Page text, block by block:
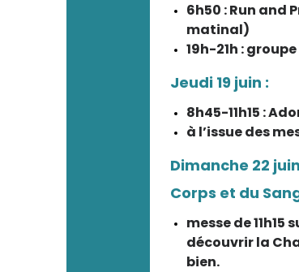
6h50 : Run and
matinal)
19h-21h :
Jeudi 19 juin :
8h45-11h15 :
à l’issue des
Dimanche 22
Corps et du
messe de
découvrir la
bien.